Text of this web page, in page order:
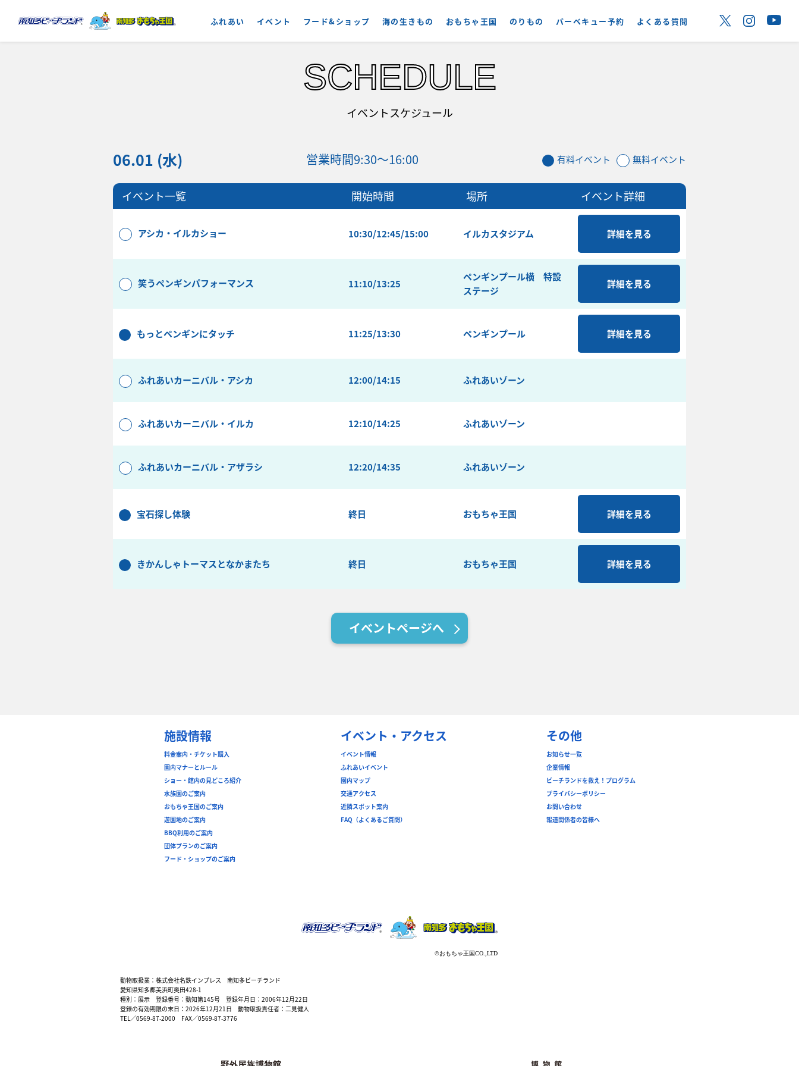
ふれあい イベント フード&ショップ 海の生きもの おもちゃ王国 のりもの バーベキュー予約 よくある質問
SCHEDULE
イベントスケジュール
06.01 (水) 営業時間9:30〜16:00 有料イベント 無料イベント
イベント一覧 開始時間 場所 イベント詳細
アシカ・イルカショー 10:30/12:45/15:00 イルカスタジアム 詳細を見る
笑うペンギンパフォーマンス 11:10/13:25
ペンギンプール横 特設
ステージ
詳細を見る
もっとペンギンにタッチ 11:25/13:30 ペンギンプール 詳細を見る
ふれあいカーニバル・アシカ 12:00/14:15 ふれあいゾーン
ふれあいカーニバル・イルカ 12:10/14:25 ふれあいゾーン
ふれあいカーニバル・アザラシ 12:20/14:35 ふれあいゾーン
宝石探し体験 終日 おもちゃ王国 詳細を見る
きかんしゃトーマスとなかまたち 終日 おもちゃ王国 詳細を見る
イベントページへ
施設情報
料金案内・チケット購入
園内マナーとルール
ショー・館内の見どころ紹介
水族園のご案内
おもちゃ王国のご案内
遊園地のご案内
BBQ利用のご案内
団体プランのご案内
フード・ショップのご案内
イベント・アクセス
イベント情報
ふれあいイベント
園内マップ
交通アクセス
近隣スポット案内
FAQ（よくあるご質問）
その他
お知らせ一覧
企業情報
ビーチランドを救え！プログラム
プライバシーポリシー
お問い合わせ
報道関係者の皆様へ
動物取扱業：株式会社名鉄インプレス 南知多ビーチランド
愛知県知多郡美浜町奥田428-1
種別：展示 登録番号：動知第145号 登録年月日：2006年12月22日
登録の有効期限の末日：2026年12月21日 動物取扱責任者：二見健人
TEL／0569-87-2000 FAX／0569-87-3776